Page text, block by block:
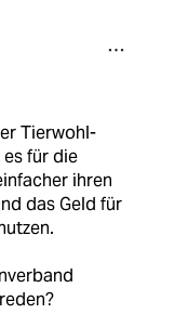
Tierwohl-
für die
ihren
das Geld für